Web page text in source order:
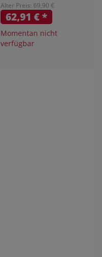
Alter Preis: 69,90 €
62,91 €*
Momentan nicht
verfügbar